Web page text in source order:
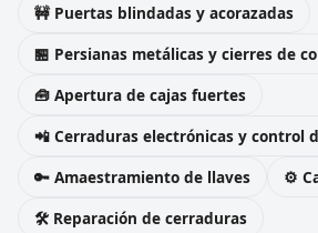
🚧 Puertas blindadas y acorazadas
🏪 Persianas metálicas y cierres de
🧰 Apertura de cajas fuertes
📲 Cerraduras electrónicas y control
🔑 Amaestramiento de llaves
⚙️
🛠️ Reparación de cerraduras